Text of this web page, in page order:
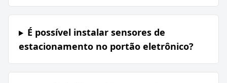
É possível instalar sensores de
estacionamento no portão eletrônico?